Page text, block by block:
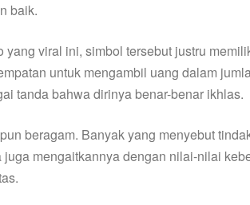
baik.
yang viral ini, simbol tersebut justru
untuk mengambil uang dalam
tanda bahwa dirinya benar-benar ikhlas.
beragam. Banyak yang menyebut
juga mengaitkannya dengan nilai-nilai